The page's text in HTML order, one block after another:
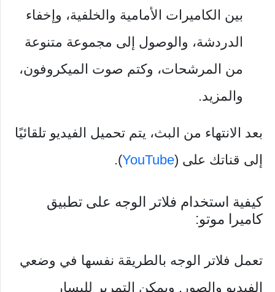
بين الكاميرات الأمامية والخلفية، وإخفاء
الدردشة، والوصول إلى مجموعة متنوعة
من المرشحات، وكتم صوت الميكروفون،
والمزيد.
بعد الانتهاء من البث، يتم تحميل الفيديو تلقائيًا
إلى قناتك على (YouTube
).
كيفية استخدام فلاتر الوجه على تطبيق
كاميرا موتو:
تعمل فلاتر الوجه بالطريقة نفسها في وضعي
الفيديو والصور. ويمكن التمرير لليسار